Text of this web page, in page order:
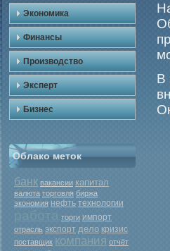
Экономика
Финансы
Производство
Эксперт
Бизнес
Облако меток
банк вакансии капитал
валюта торговля биржа
экономия нефть технологии
торги импорт
отрасль экспорт дело кризис
поставщик компания отчёт
В